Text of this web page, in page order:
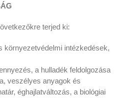
terjed ki:
környezetvédelmi intézkedések,
a hulladék feldolgozása
veszélyes anyagok és
éghajlatváltozás, a biológiai